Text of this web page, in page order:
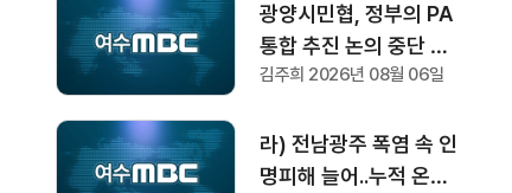
광양시민협, 정부의 PA
통합 추진 논의 중단 촉
구
김주희 2026년 08월 06일
라) 전남광주 폭염 속 인
명피해 늘어..누적 온열